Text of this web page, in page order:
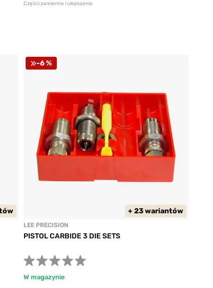
Części zamienne i ulepszenia
-6 %
+ 23 wariantów
LEE PRECISION
PISTOL CARBIDE 3 DIE SETS
W magazynie